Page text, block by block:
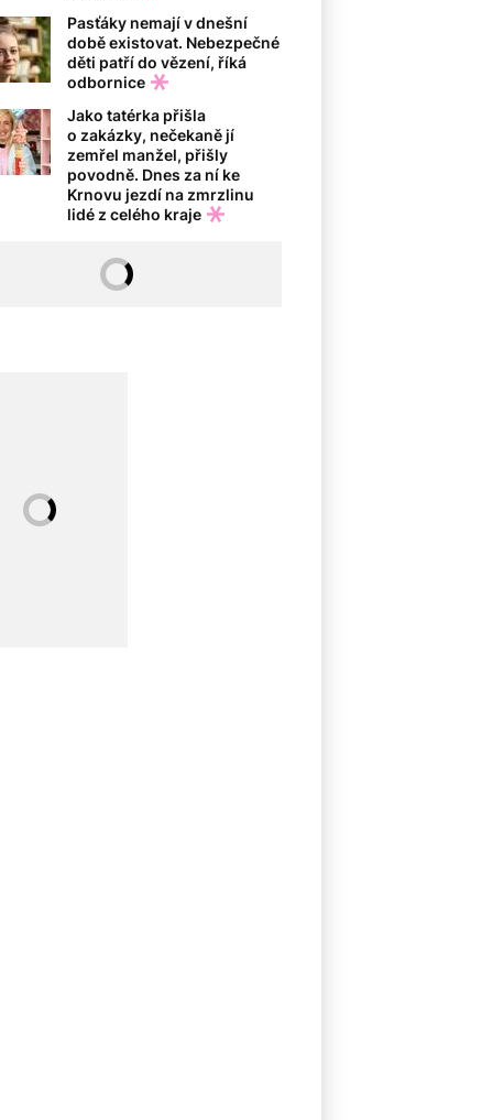
Pasťáky nemají v dnešní
době existovat. Nebezpečné
děti patří do vězení, říká
odbornice
Jako tatérka přišla
o zakázky, nečekaně jí
zemřel manžel, přišly
povodně. Dnes za ní ke
Krnovu jezdí na zmrzlinu
lidé z celého kraje